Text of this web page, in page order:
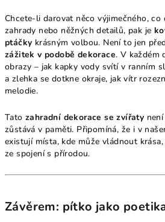
Chcete-li darovat něco výjimečného,
zahrady nebo něžných detailů, pak je
ptáčky krásným volbou. Není to jen
zážitek v podobě dekorace. V každém
obrazy – jak kapky vody svítí v ranním
a zlehka se dotkne okraje, jak vítr
melodie.
Tato zahradní dekorace se zvířaty
zůstává v paměti. Připomíná, že i v
existují místa, kde může vládnout
ze spojení s přírodou.
Závěrem: pítko jako